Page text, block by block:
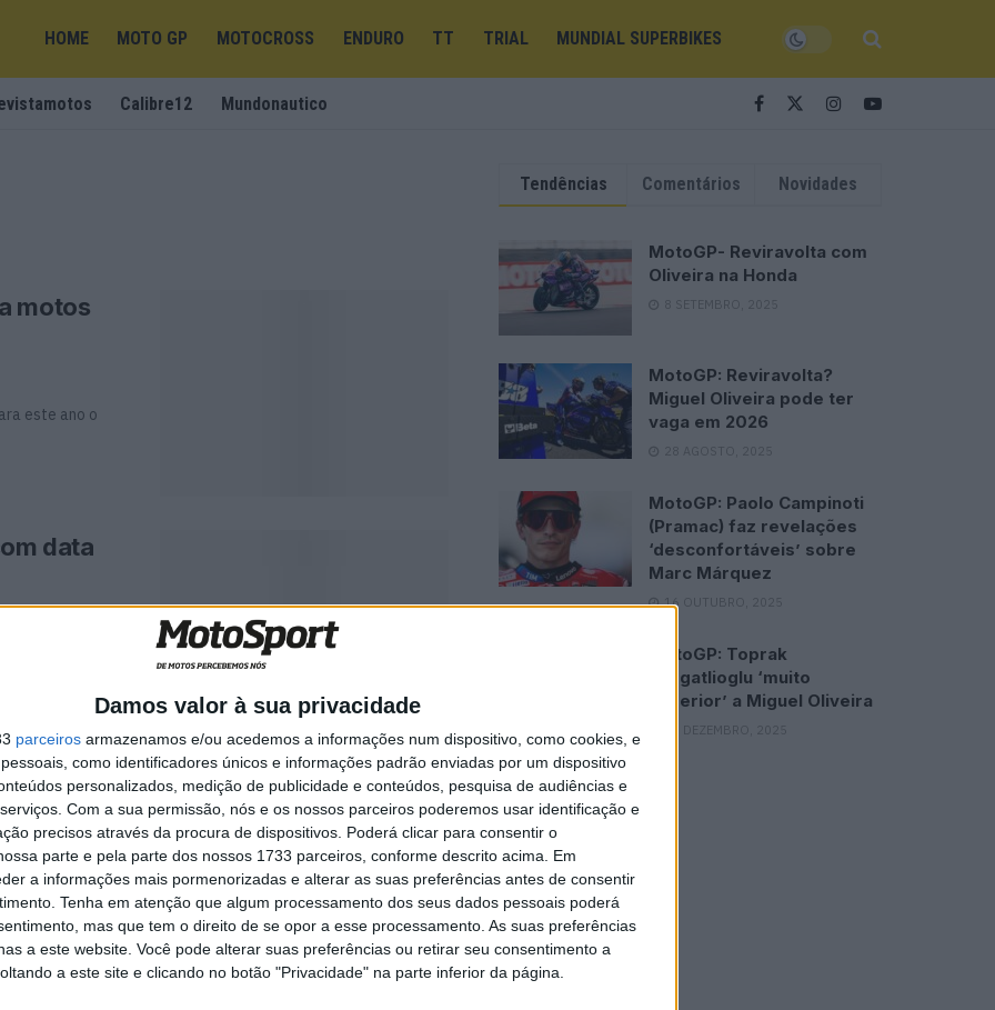
Damos valor à sua privacidade
parceiros armazenamos e/ou acedemos a informações num dispositivo, como cookies, e
como identificadores únicos e informações padrão enviadas por um dispositivo
personalizados, medição de publicidade e conteúdos, pesquisa de audiências e
Com a sua permissão, nós e os nossos parceiros poderemos usar identificação e
precisos através da procura de dispositivos. Poderá clicar para consentir o
parte e pela parte dos nossos 1733 parceiros, conforme descrito acima. Em
a informações mais pormenorizadas e alterar as suas preferências antes de consentir
Tenha em atenção que algum processamento dos seus dados pessoais poderá
mas que tem o direito de se opor a esse processamento. As suas preferências
a este website. Você pode alterar suas preferências ou retirar seu consentimento a
a este site e clicando no botão "Privacidade" na parte inferior da página.
HOME MOTO GP MOTOCROSS ENDURO TT TRIAL MUNDIAL SUPERBIKES
Calibre12 Mundonautico
motos
este ano o
data
Speed Triple
400 DO
...
Tendências Comentários Novidades
MotoGP- Reviravolta com
Oliveira na Honda
8 SETEMBRO, 2025
MotoGP: Reviravolta?
Miguel Oliveira pode ter
vaga em 2026
28 AGOSTO, 2025
MotoGP: Paolo Campinoti
(Pramac) faz revelações
‘desconfortáveis’ sobre
Marc Márquez
16 OUTUBRO, 2025
MotoGP: Toprak
Razgatlioglu ‘muito
superior’ a Miguel Oliveira